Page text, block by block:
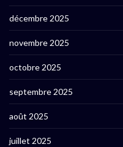
décembre 2025
novembre 2025
octobre 2025
septembre 2025
août 2025
juillet 2025